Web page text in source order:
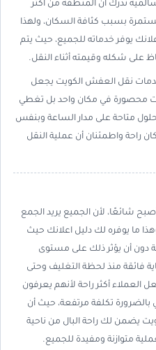
ندرك أن المنطقة من أكثر
بسبب كثافة السكان، ولهذا
يوفر خدماته للجميع، حيث يتم
على شكله وقيمته أثناء النقل.
نقل العفش الكويت يجعل
محصورة في مكان واحد بل تغطي
متاحة على مدار الساعة وبنفس
راحة واطمئنان أن عملية النقل
شائعًا، لأن الجميع يريد الجمع
ما يوفره لك دليل اعلانك حيث
دون أن يؤثر ذلك على مستوى
فائقة منذ لحظة التغليف وحتى
العملاء أكثر راحة لأنهم يعرفون
بالضرورة تكلفة مرتفعة، حيث أن
يضمن لك راحة البال من ناحية
متوازنة ومفيدة للجميع.